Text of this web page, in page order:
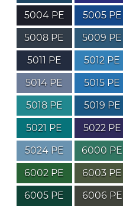
5004 PE
5005 PE
5008 PE
5009 PE
5011 PE
5012 PE
5014 PE
5015 PE
5018 PE
5019 PE
5021 PE
5022 PE
5024 PE
6000 PE
6002 PE
6003 PE
6005 PE
6006 PE